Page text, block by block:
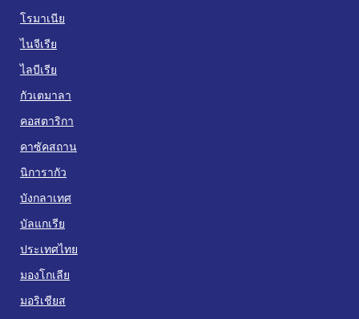
โรมาเนีย
ไนจีเรีย
ไลบีเรีย
กัวเตมาลา
คอสตาริกา
คาซัคสถาน
นิการากัว
บังกลาเทศ
บัลแกเรีย
ประเทศไทย
มองโกเลีย
มอริเชียส